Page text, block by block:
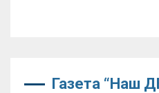
Газета “Наш